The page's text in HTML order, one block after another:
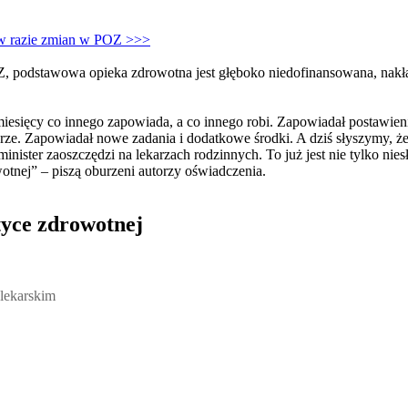
razie zmian w POZ >>>
podstawowa opieka zdrowotna jest głęboko niedofinansowana,
co innego zapowiada, a co innego robi. Zapowiadał
Zapowiadał nowe zadania i dodatkowe środki. A dziś słyszymy,
zaoszczędzi na lekarzach rodzinnych. To już jest nie tylko
– piszą oburzeni autorzy oświadczenia.
zdrowotnej
Marcin Burdzik, Radosław Tymiński - otwiera się w nowym oknie